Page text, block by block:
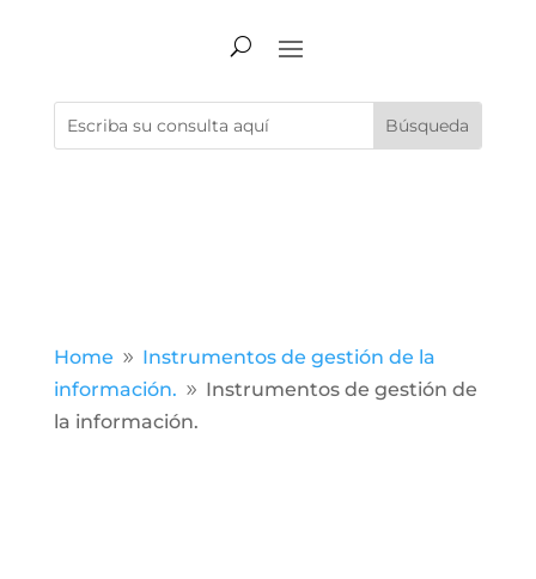
Home 9 Instrumentos de gestión de la
información. 9 Instrumentos de gestión de
la información.